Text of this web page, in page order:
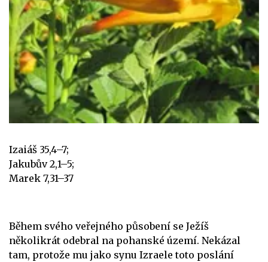
Izaiáš 35,4–7;
Jakubův 2,1–5;
Marek 7,31–37
Během svého veřejného působení se Ježíš
několikrát odebral na pohanské území. Nekázal
tam, protože mu jako synu Izraele toto poslání